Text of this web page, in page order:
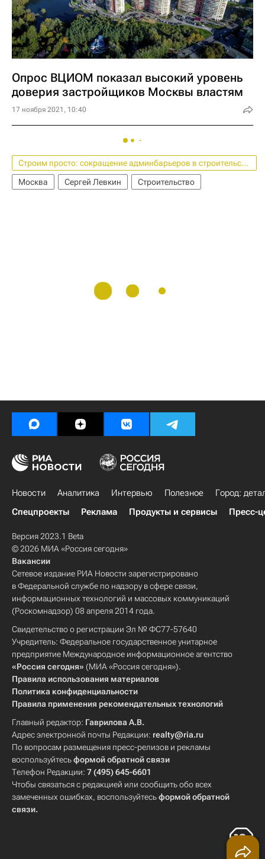
Опрос ВЦИОМ показал высокий уровень
доверия застройщиков Москвы властям
17 ноября 2021, 10:40
Строим просто: сокращение админбарьеров в строительстве
Москва
Сергей Левкин Строительство
Новости Аналитика Интервью Полезное
Город:
Спецпроекты
Реклама Продукты и сервисы Пресс-
Версия 2023.1 Beta
© 2026 МИА «Россия сегодня»
Вакансии
Сетевое издание РИА Новости зарегистрировано
в Федеральной службе по надзору в сфере связи,
информационных технологий и массовых коммуникаций
(Роскомнадзор) 08 апреля 2014 года.
Свидетельство о регистрации Эл № ФС77-57640
Учредитель: Федеральное государственное унитарное
предприятие Международное информационное агентство
«Россия сегодня» (МИА «Россия сегодня»).
Правила использования материалов
Политика конфиденциальности
Правила применения рекомендательных технологий
Главный редактор: Гаврилова А.В.
Адрес электронной почты Редакции: realty@ria.ru
По вопросам размещения пресс-релизов и рекламы
воспользуйтесьформой обратной связи
Телефон Редакции: 7 (495) 645-6601
Чтобы связаться с редакцией или сообщить обо всех
замеченных ошибках, воспользуйтесьформой обратной
связи.